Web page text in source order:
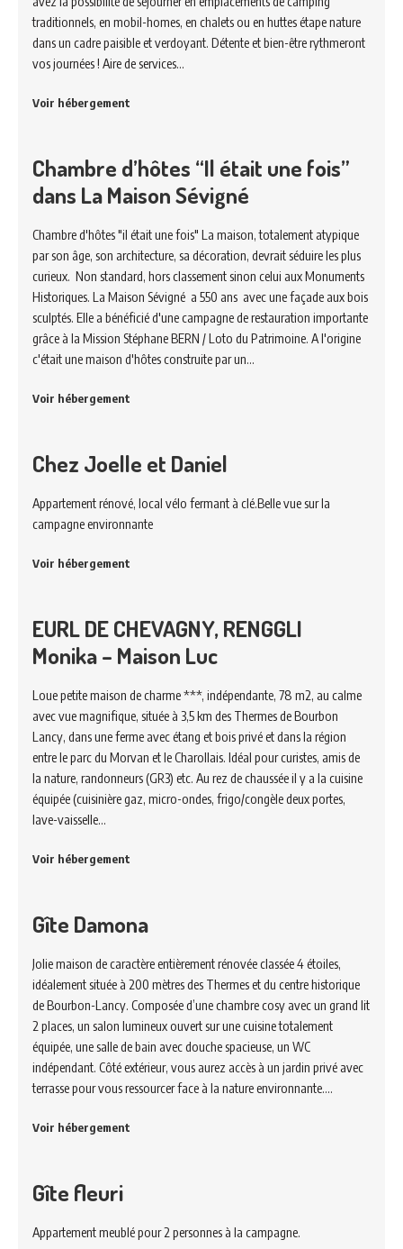
traditionnels, en mobil-homes, en chalets ou en huttes étape nature
dans un cadre paisible et verdoyant. Détente et bien-être rythmeront
vos journées ! Aire de services…
Voir hébergement
Chambre d’hôtes “Il était une fois”
dans La Maison Sévigné
Chambre d'hôtes "il était une fois" La maison, totalement atypique
par son âge, son architecture, sa décoration, devrait séduire les plus
curieux. Non standard, hors classement sinon celui aux Monuments
Historiques. La Maison Sévigné a 550 ans avec une façade aux bois
sculptés. Elle a bénéficié d'une campagne de restauration importante
grâce à la Mission Stéphane BERN / Loto du Patrimoine. A l'origine
c'était une maison d'hôtes construite par un…
Voir hébergement
Chez Joelle et Daniel
Appartement rénové, local vélo fermant à clé.Belle vue sur la
campagne environnante
Voir hébergement
EURL DE CHEVAGNY, RENGGLI
Monika – Maison Luc
Loue petite maison de charme ***, indépendante, 78 m2, au calme
avec vue magnifique, située à 3,5 km des Thermes de Bourbon
Lancy, dans une ferme avec étang et bois privé et dans la région
entre le parc du Morvan et le Charollais. Idéal pour curistes, amis de
la nature, randonneurs (GR3) etc. Au rez de chaussée il y a la cuisine
équipée (cuisinière gaz, micro-ondes, frigo/congèle deux portes,
lave-vaisselle…
Voir hébergement
Gîte Damona
Jolie maison de caractère entièrement rénovée classée 4 étoiles,
idéalement située à 200 mètres des Thermes et du centre historique
de Bourbon-Lancy. Composée d’une chambre cosy avec un grand lit
2 places, un salon lumineux ouvert sur une cuisine totalement
équipée, une salle de bain avec douche spacieuse, un WC
indépendant. Côté extérieur, vous aurez accès à un jardin privé avec
terrasse pour vous ressourcer face à la nature environnante.…
Voir hébergement
Gîte fleuri
Appartement meublé pour 2 personnes à la campagne.